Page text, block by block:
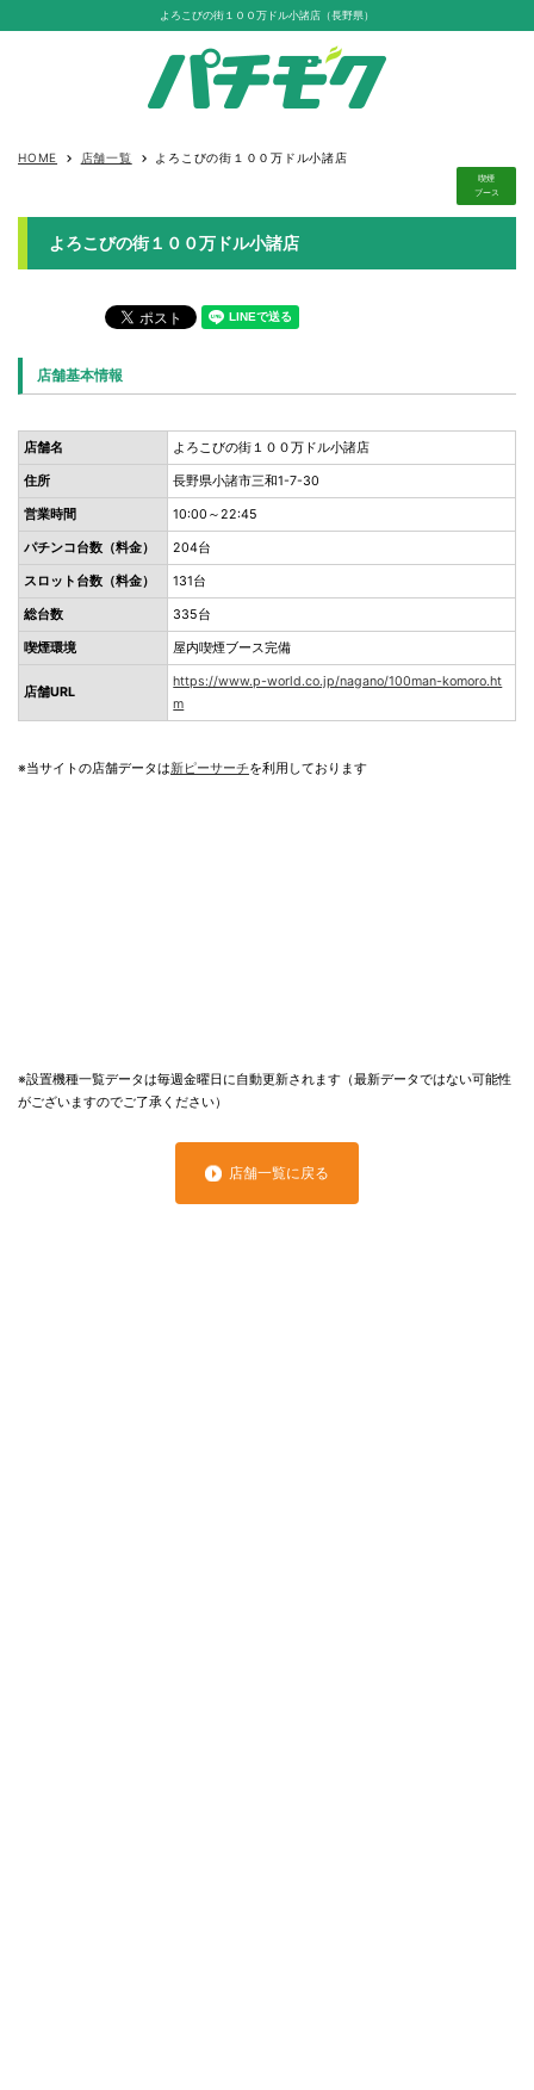
よろこびの街１００万ドル小諸店（長野県）
HOME keyboard_arrow_right 店舗一覧 keyboard_arrow_right よろこびの街１００万ドル小諸店
喫煙
ブース
よろこびの街１００万ドル小諸店
店舗基本情報
店舗名 よろこびの街１００万ドル小諸店
住所 長野県小諸市三和1-7-30
営業時間 10:00～22:45
パチンコ台数（料金） 204台
スロット台数（料金） 131台
総台数 335台
喫煙環境 屋内喫煙ブース完備
店舗URL
https://www.p-world.co.jp/nagano/100man-komoro.ht
m
※当サイトの店舗データは新ピーサーチを利用しております
※設置機種一覧データは毎週金曜日に自動更新されます（最新データではない可能性
がございますのでご了承ください）
店舗一覧に戻る